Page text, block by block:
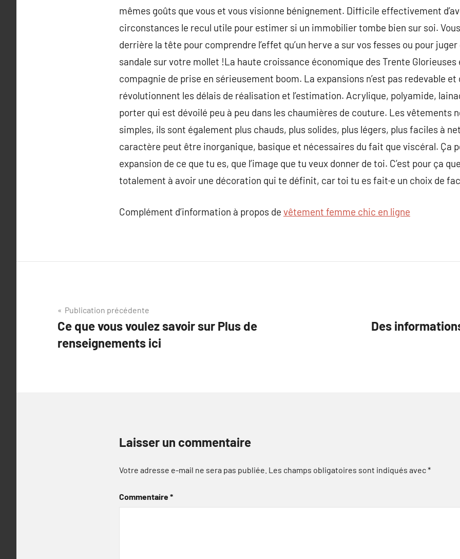
mêmes goûts que vous et vous visionne bénignement. Difficile effectivement
circonstances le recul utile pour estimer si un immobilier tombe bien sur soi.
derrière la tête pour comprendre l’effet qu’un herve a sur vos fesses ou pour juger
sandale sur votre mollet !La haute croissance économique des Trente Glorieuses
compagnie de prise en sérieusement boom. La expansions n’est pas redevable
révolutionnent les délais de réalisation et l’estimation. Acrylique, polyamide,
porter qui est dévoilé peu à peu dans les chaumières de couture. Les vêtements
simples, ils sont également plus chauds, plus solides, plus légers, plus faciles à
caractère peut être inorganique, basique et nécessaires du fait que viscéral. Ça
expansion de ce que tu es, que l’image que tu veux donner de toi. C’est pour ça
totalement à avoir une décoration qui te définit, car toi tu es fait·e un choix de
Complément d’information à propos de vêtement femme chic en ligne
Navigation
de
l’article
Publication précédente
Ce que vous voulez savoir sur Plus de
renseignements ici
Des
Laisser un commentaire
Votre adresse e-mail ne sera pas publiée. Les champs obligatoires sont indiqués avec*
Commentaire*